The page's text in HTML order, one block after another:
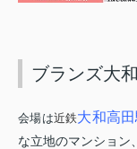
ブランズ大
会場は近鉄大和高田
な立地のマンション、